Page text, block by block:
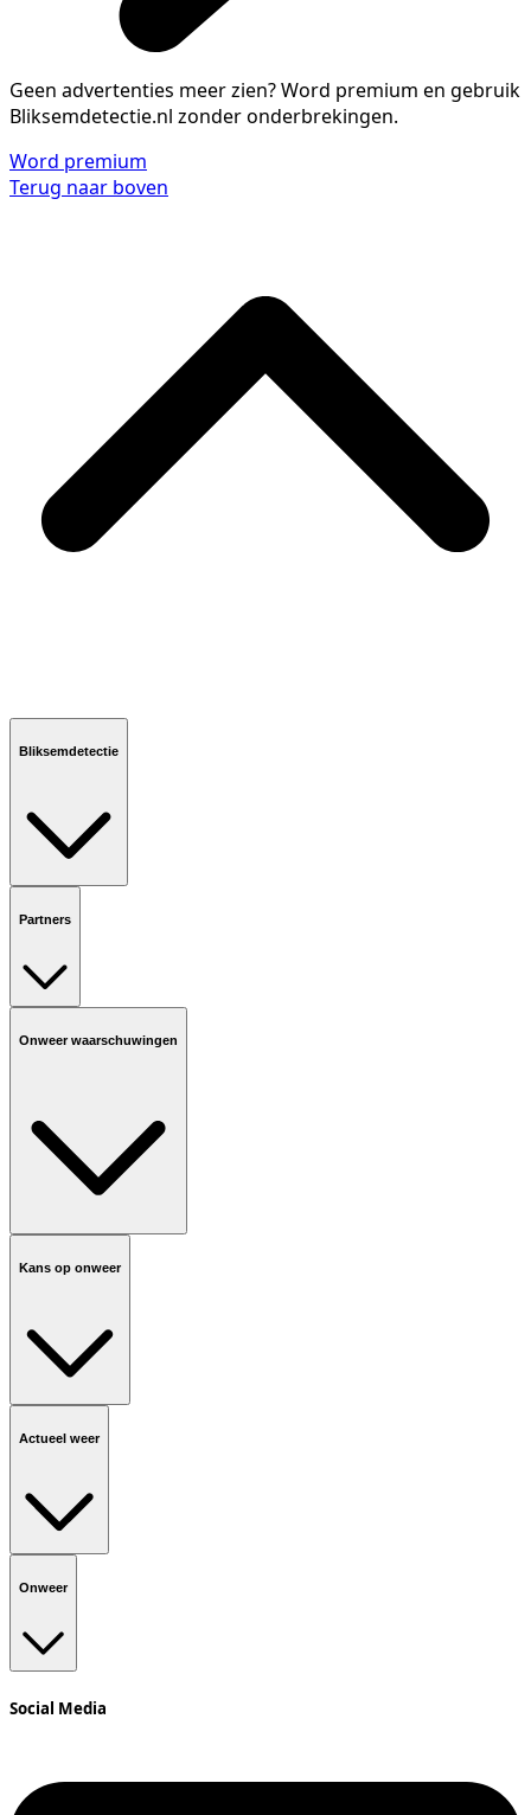
Geen advertenties meer zien?Word premium en gebruik
Bliksemdetectie.nl zonder onderbrekingen.
Word premium
Terug naar boven
Bliksemdetectie
Partners
Onweer waarschuwingen
Kans op onweer
Actueel weer
Onweer
Social Media